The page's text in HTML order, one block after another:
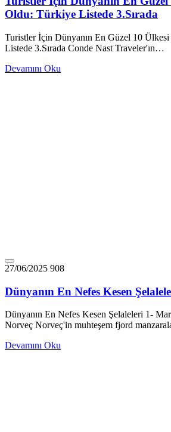
Oldu: Türkiye Listede 3.Sırada
Turistler İçin Dünyanın En Güzel 10
Listede 3.Sırada Conde Nast Traveler'ın…
Devamını Oku
27/06/2025 908
Dünyanın En Nefes Kesen
Dünyanın En Nefes Kesen Şelaleleri 1-
Norveç Norveç'in muhteşem fjord
Devamını Oku